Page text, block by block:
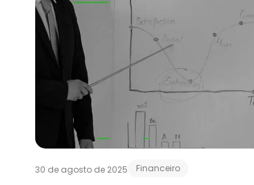
30 de agosto de 2025 Financeiro